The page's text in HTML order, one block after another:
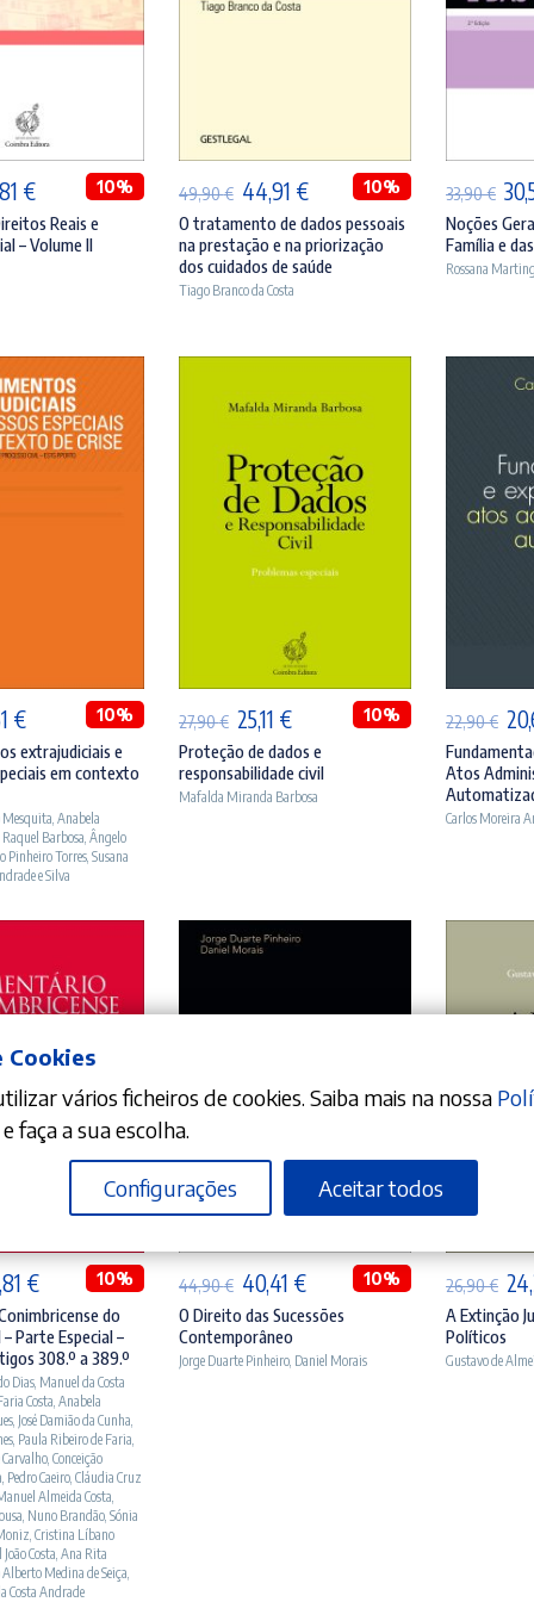
€O
preço
atual
10%
Reais e
– Volume II
49,90€ O
preço
original
era:
44,91 €O
preço
atual
10%
O tratamento de dados pessoais
na prestação e na priorização
dos cuidados de saúde
Tiago Branco da Costa
33,90€ O
era:
Noções
Família e
Rossana
€.
€O
preço
atual
é:
21,51 €.
10%
extrajudiciais e
em contexto
Mesquita,Anabela
Barbosa,Ângelo
Pinheiro Torres,Susana
e Silva
ADICIONAR
27,90€ O
preço
original
25,11 €O
preço
atual
10%
Proteção de dados e
responsabilidade civil
Mafalda Miranda Barbosa
22,90€ O
Atos
Carlos Moreira
€.
€O
preço
atual
é:
99,81 €.
10%
do
Parte Especial –
308.º a 389.º
Dias, Manuel da Costa
Costa,Anabela
, José Damião da Cunha,
, Paula Ribeiro de Faria,
,Conceição
, Pedro Caeiro,Cláudia Cruz
Almeida Costa,
, Nuno Brandão,Sónia
,Cristina Líbano
Costa,Ana Rita
Medina de Seiça,
Costa Andrade
ADICIONAR
44,90€ O
preço
original
40,41 €O
preço
10%
O Direito das Sucessões
Contemporâneo
Jorge Duarte Pinheiro, Daniel Morais
26,90€ O
A Extinção
Políticos
Gustavo de
Cookies
vários ficheiros de cookies. Saiba mais na nossa
e faça a sua escolha.
Configurações Aceitar todos